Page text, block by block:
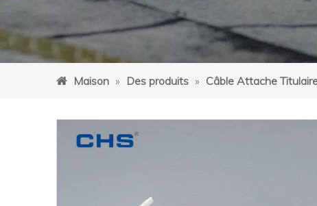
Maison » Des produits » Câble Attache